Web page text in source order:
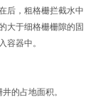
后，粗格栅拦截水中
大于细格栅栅隙的固
容器中。
的占地面积。